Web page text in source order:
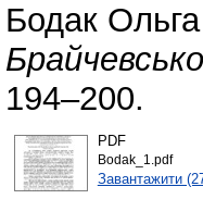
Бодак Ольга
194–200.
PDF
Bodak_1.pdf
Завантажити